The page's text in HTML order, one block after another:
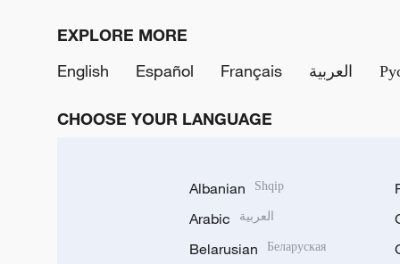
EXPLORE MORE
English
Español Français العربية
CHOOSE YOUR LANGUAGE
Albanian Shqip
Arabic العربية
Belarusian Беларуская